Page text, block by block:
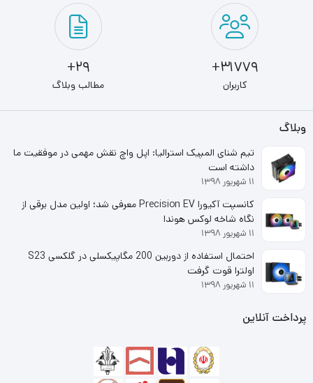
نوع رابط
USB
طول کابل
116 عدد
تعداد کلید میانبر
سازگار با سیستم عامل
ME-WinXP-Win2000-WinNT-WinVISTA-Win95-
Win98-Win7-Win8
مزایا و معایب
31779+
کاربران
29+
مطالب وبلاگ
وبلاگ
تیم شنای المپیک استرالیا: اپل واچ نقش مهمی در موفقیت ما
داشته است
۱۱ شهریور ۱۳۹۸
کانسپت آکیورا Precision EV معرفی شد؛ اولین مدل برقی از
نگاه شاخه لوکس هوندا
۱۱ شهریور ۱۳۹۸
احتمال استفاده از دوربین 200 مگاپیکسلی در گلکسی S23
اولترا قوت گرفت
۱۱ شهریور ۱۳۹۸
پرداخت آنلاین